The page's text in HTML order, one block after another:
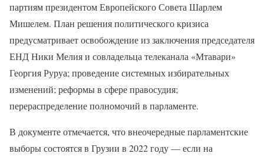
партиям президентом Европейского Совета Шарлем
Мишелем. План решения политического кризиса
предусматривает освобождение из заключения председателя
ЕНД Ники Мелия и совладельца телеканала «Мтавари»
Георгия Руруа; проведение системных избирательных
изменений; реформы в сфере правосудия;
перераспределение полномочий в парламенте.
В документе отмечается, что внеочередные парламентские
выборы состоятся в Грузии в 2022 году — если на